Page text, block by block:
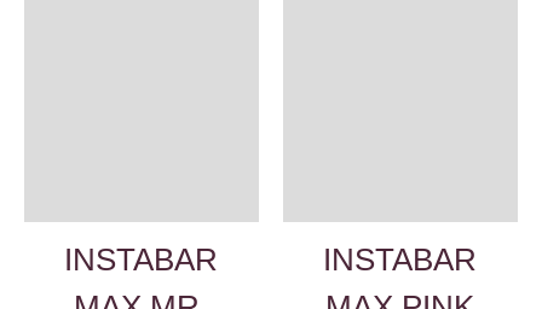
INSTABAR
INSTABAR